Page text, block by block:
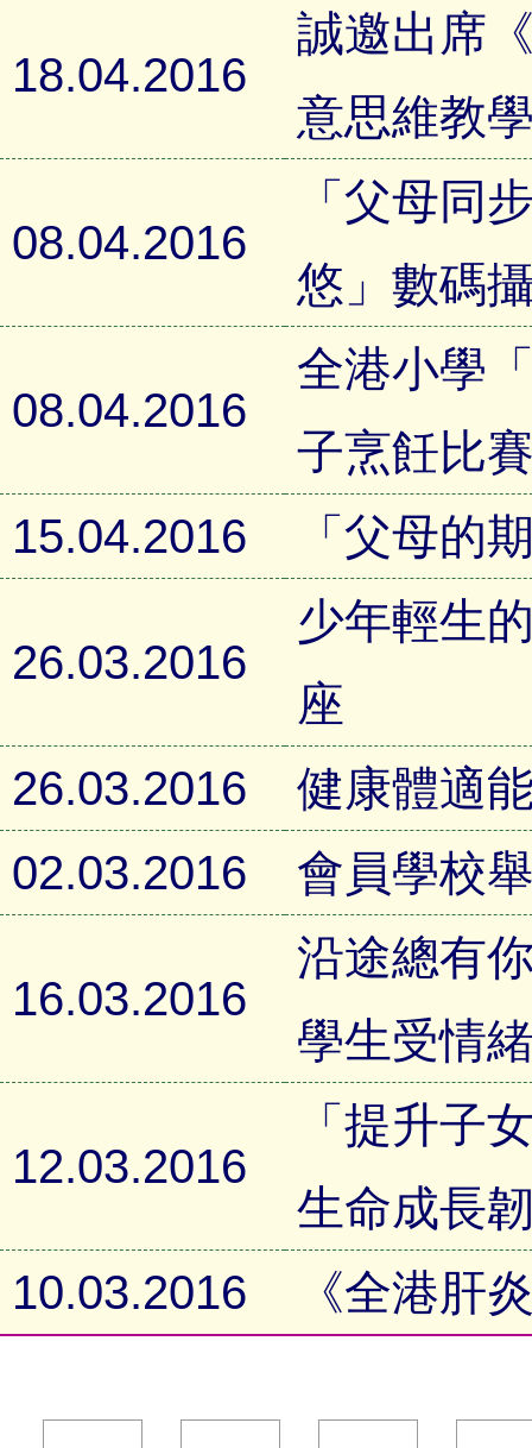
18.04.2016
誠邀出席
意思維教
08.04.2016
「父母同
悠」數碼
08.04.2016
全港小學
子烹飪比
15.04.2016
「父母的
26.03.2016
少年輕生
座
26.03.2016
健康體適
02.03.2016
會員學校
16.03.2016
沿途總有
學生受情
12.03.2016
「提升子
生命成長
10.03.2016
《全港肝